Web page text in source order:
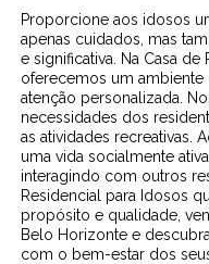
Proporcione aos idosos
apenas cuidados, mas
e significativa. Na Casa
oferecemos um
atenção personalizada.
necessidades dos
as atividades recreativas.
uma vida socialmente
interagindo com outros
Residencial para Idosos
propósito e qualidade,
Belo Horizonte e
com o bem-estar dos